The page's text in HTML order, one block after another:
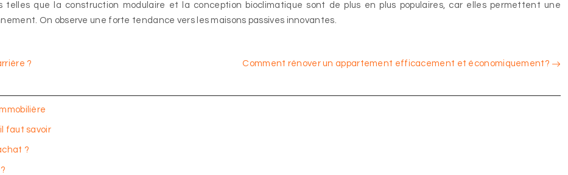
telles que la construction modulaire et la conception bioclimatique sont de plus en plus populaires, car elles permettent une
On observe une forte tendance vers les maisons passives innovantes.
? Comment rénover un appartement efficacement et économiquement?
faut savoir
?